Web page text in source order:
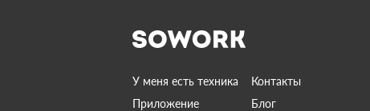
У меня есть техника
Контакты
Приложение
Блог